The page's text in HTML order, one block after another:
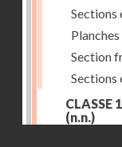
Sections
Planches
Section
Sections
CLASSE
(n.n.)